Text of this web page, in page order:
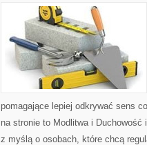
pomagające lepiej odkrywać sens
na stronie to Modlitwa i Duchowość
z myślą o osobach, które chcą